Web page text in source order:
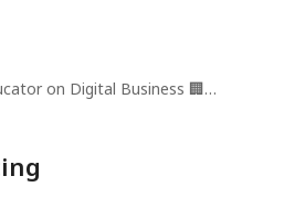
on Digital Business 🏢